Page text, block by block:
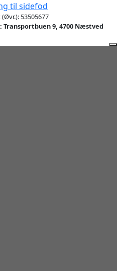
til sidefod
53505677
Transportbuen 9, 4700 Næstved